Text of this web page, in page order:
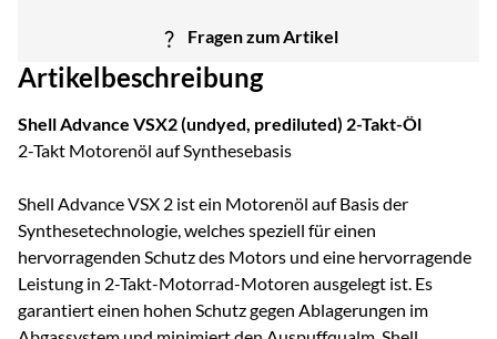
Fragen zum Artikel
Artikelbeschreibung
Shell Advance VSX2 (undyed, prediluted) 2-Takt-Öl
2-Takt Motorenöl auf Synthesebasis
Shell Advance VSX 2 ist ein Motorenöl auf Basis der
Synthesetechnologie, welches speziell für einen
hervorragenden Schutz des Motors und eine hervorragende
Leistung in 2-Takt-Motorrad-Motoren ausgelegt ist. Es
garantiert einen hohen Schutz gegen Ablagerungen im